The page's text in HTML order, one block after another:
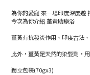
為你的愛寵 來一場印度深度遊
今次為你介紹 薑黄助療浴
薑黃有抗發炎作用、印度古法
此外，薑黃是天然的染髮劑，
獨立包裝(70gx3)